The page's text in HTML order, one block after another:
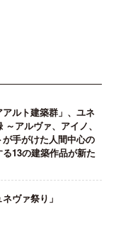
ルト建築群」、ユネ
手がけた人間中心の
13の建築作品が新た
ヴァ祭り」